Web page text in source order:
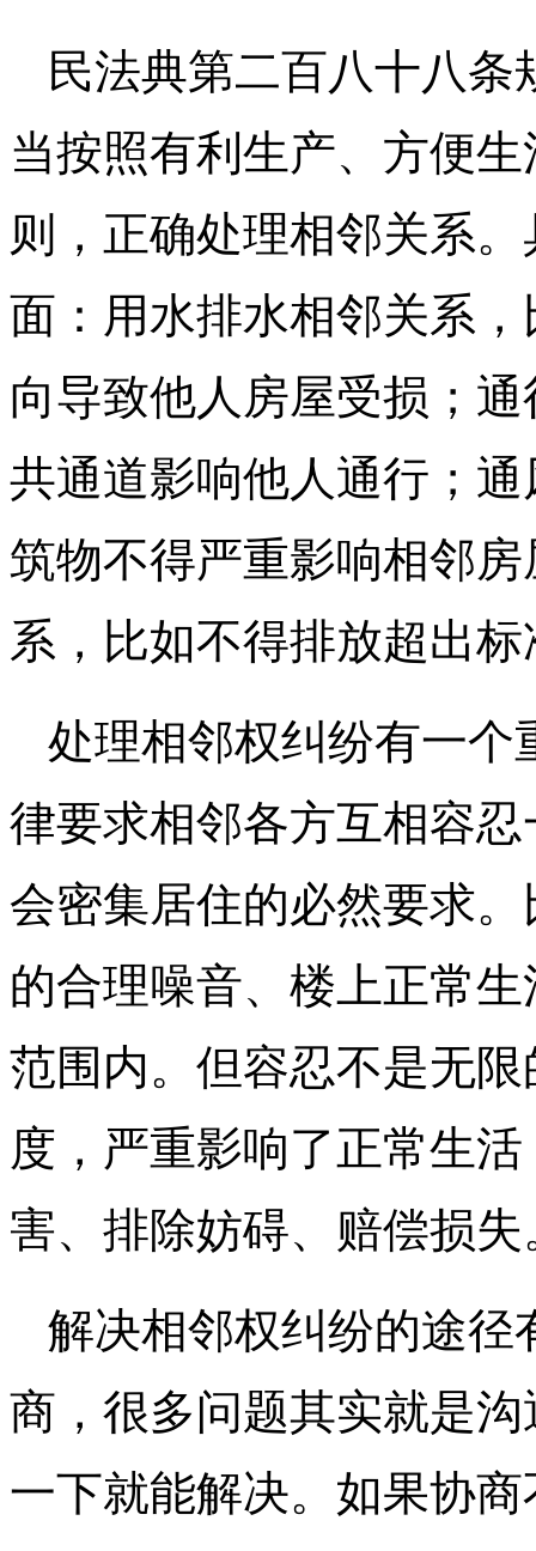
民法典第二百八十八
当按照有利生产、方便
则，正确处理相邻关系
面：用水排水相邻关系
向导致他人房屋受损；
共通道影响他人通行；
筑物不得严重影响相邻
系，比如不得排放超出
处理相邻权纠纷有一个
律要求相邻各方互相容
会密集居住的必然要求
的合理噪音、楼上正常
范围内。但容忍不是无
度，严重影响了正常生
害、排除妨碍、赔偿损失
解决相邻权纠纷的途径
商，很多问题其实就是
一下就能解决。如果协